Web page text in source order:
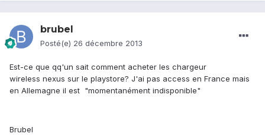
brubel
Posté(e) 26 décembre 2013
Est-ce que qq'un sait comment acheter les chargeur
wireless nexus sur le playstore? J'ai pas access en France mais
en Allemagne il est "momentanément indisponible"
Brubel